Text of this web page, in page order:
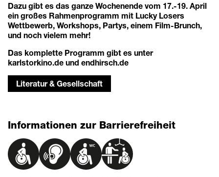
Dazu gibt es das ganze Wochenende vom 17.-19. April
ein großes Rahmenprogramm mit Lucky Losers
Wettbewerb, Workshops, Partys, einem Film-Brunch,
und noch vielem mehr!
Das komplette Programm gibt es unter
karlstorkino.de und endhirsch.de
Literatur & Gesellschaft
Informationen zur Barrierefreiheit